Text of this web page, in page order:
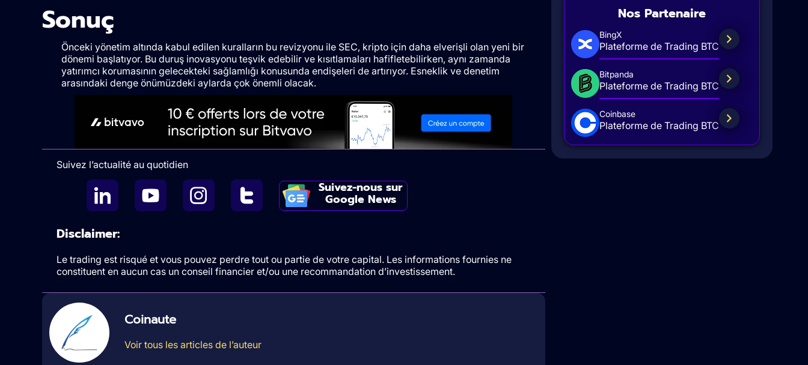
Sonuç
Önceki yönetim altında kabul edilen kuralların bu revizyonu ile SEC, kripto için daha elverişli olan yeni bir
dönemi başlatıyor. Bu duruş inovasyonu teşvik edebilir ve kısıtlamaları hafifletebilirken, aynı zamanda
yatırımcı korumasının gelecekteki sağlamlığı konusunda endişeleri de artırıyor. Esneklik ve denetim
arasındaki denge önümüzdeki aylarda çok önemli olacak.
Suivez l’actualité au quotidien
Suivez-nous sur
Google News
Disclaimer:
Le trading est risqué et vous pouvez perdre tout ou partie de votre capital. Les informations fournies ne
constituent en aucun cas un conseil financier et/ou une recommandation d’investissement.
Coinaute
Voir tous les articles de l’auteur
Nos Partenaire
BingX
Plateforme de Trading BTC
Bitpanda
Plateforme de Trading BTC
Coinbase
Plateforme de Trading BTC